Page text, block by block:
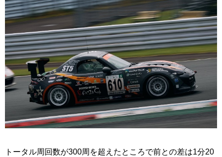
トータル周回数が300周を超えたところで前との差は1分20